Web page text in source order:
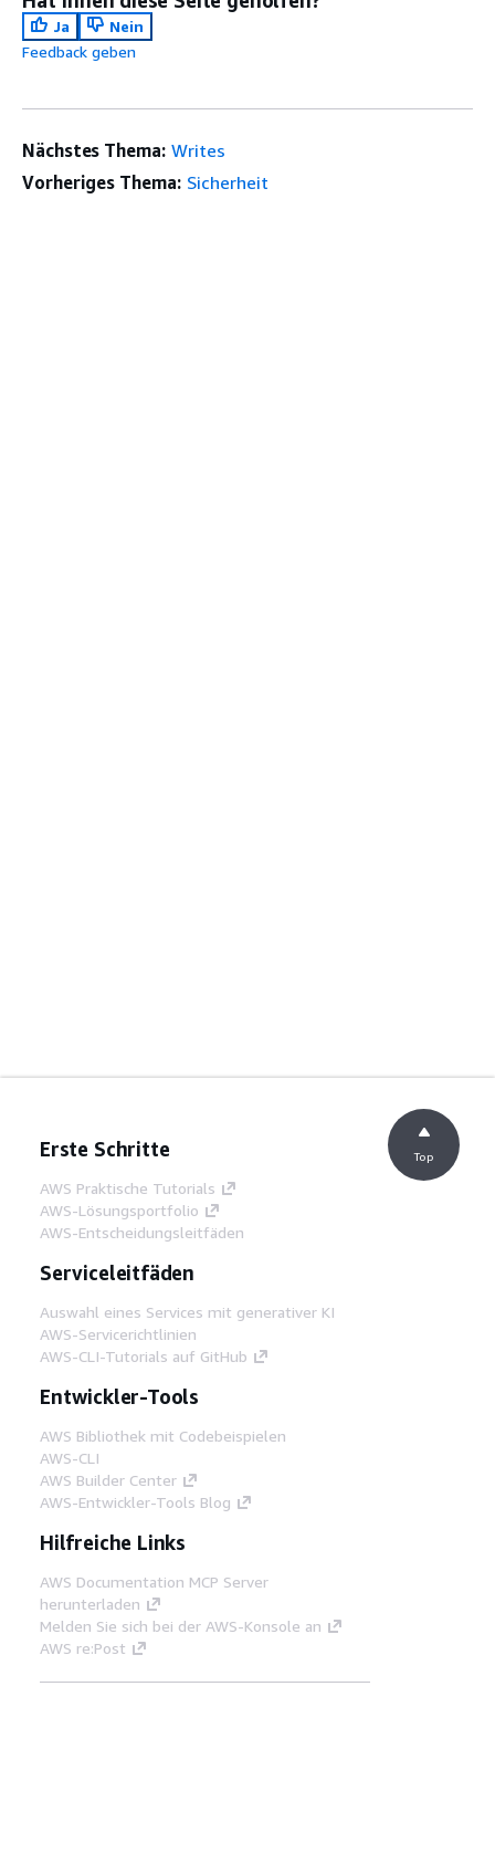
Ja
Nein
Feedback geben
Nächstes Thema: Writes
Vorheriges Thema: Sicherheit
Erste Schritte
AWS Praktische Tutorials
AWS-Lösungsportfolio
AWS-Entscheidungsleitfäden
Serviceleitfäden
Auswahl eines Services mit generativer KI
AWS-Servicerichtlinien
AWS-CLI-Tutorials auf GitHub
Entwickler-Tools
AWS Bibliothek mit Codebeispielen
AWS-CLI
AWS Builder Center
AWS-Entwickler-Tools Blog
Hilfreiche Links
AWS Documentation MCP Server
herunterladen
Melden Sie sich bei der AWS-Konsole an
AWS re:Post
Top